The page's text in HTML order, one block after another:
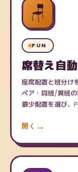
🪑
FUN
席替え自
座席配置と班分け
ペア・同班/異班
最少配置を選び、
開く